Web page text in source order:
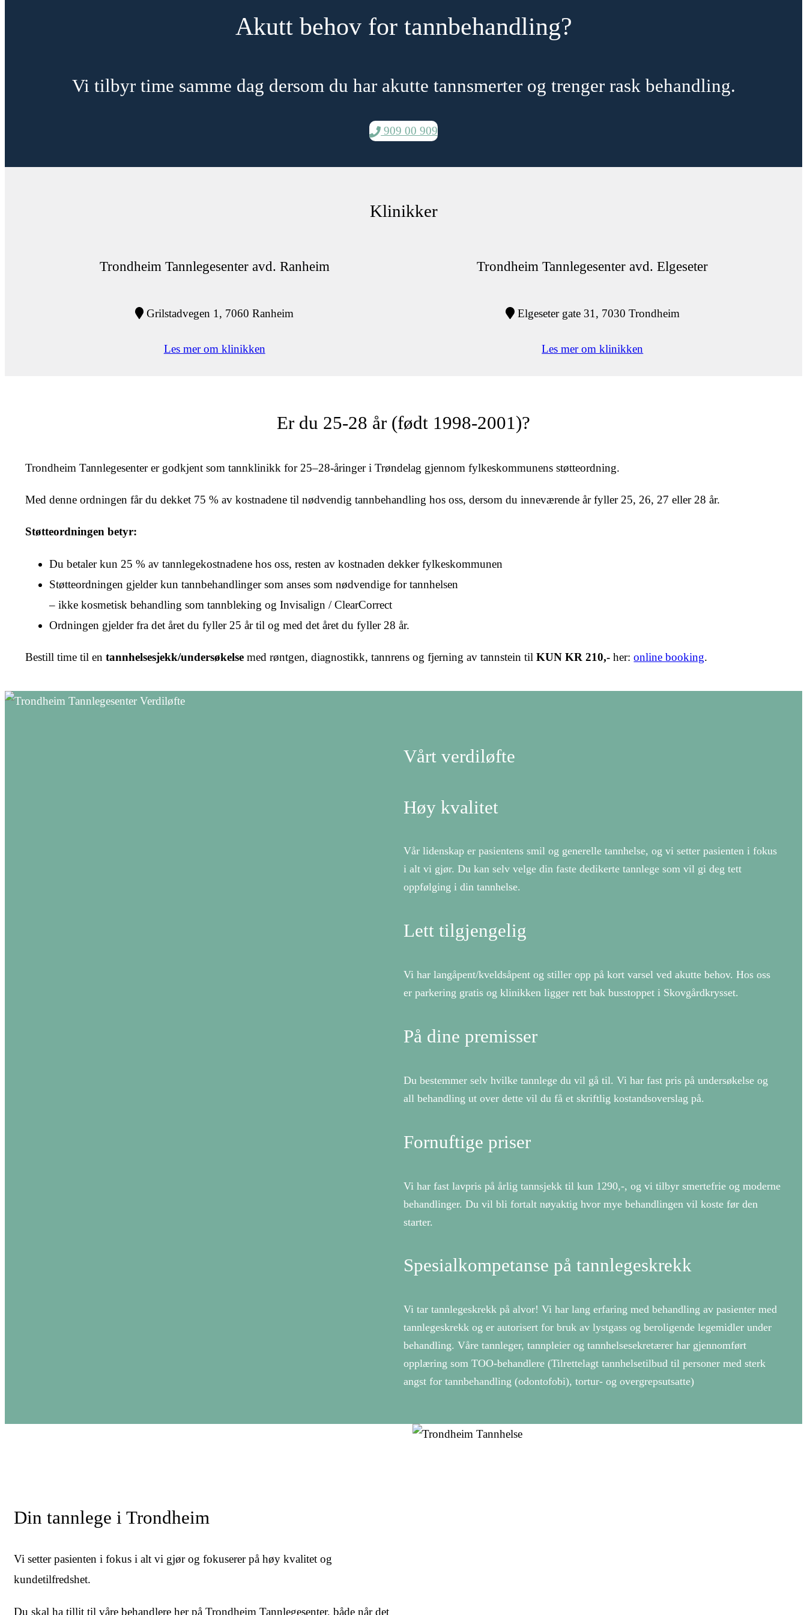
Akutt behov for tannbehandling?
Vi tilbyr time samme dag dersom du har akutte tannsmerter og trenger rask behandling.
909 00 909
Klinikker
Trondheim Tannlegesenter avd. Ranheim
Grilstadvegen 1, 7060 Ranheim
Les mer om klinikken
Trondheim Tannlegesenter avd. Elgeseter
Elgeseter gate 31, 7030 Trondheim
Les mer om klinikken
Er du 25-28 år (født 1998-2001)?
Trondheim Tannlegesenter er godkjent som tannklinikk for 25–28-åringer i Trøndelag gjennom fylkeskommunens støtteordning.
Med denne ordningen får du dekket 75 % av kostnadene til nødvendig tannbehandling hos oss, dersom du inneværende år fyller 25, 26, 27 eller 28 år.
Støtteordningen betyr:
Du betaler kun 25 % av tannlegekostnadene hos oss, resten av kostnaden dekker fylkeskommunen
Støtteordningen gjelder kun tannbehandlinger som anses som nødvendige for tannhelsen
– ikke kosmetisk behandling som tannbleking og Invisalign / ClearCorrect
Ordningen gjelder fra det året du fyller 25 år til og med det året du fyller 28 år.
Bestill time til entannhelsesjekk/undersøkelse med røntgen, diagnostikk, tannrens og fjerning av tannstein tilKUN KR 210,- her:online booking.
Vårt verdiløfte
Høy kvalitet
Vår lidenskap er pasientens smil og generelle tannhelse, og vi setter pasienten i fokus
i alt vi gjør. Du kan selv velge din faste dedikerte tannlege som vil gi deg tett
oppfølging i din tannhelse.
Lett tilgjengelig
Vi har langåpent/kveldsåpent og stiller opp på kort varsel ved akutte behov. Hos oss
er parkering gratis og klinikken ligger rett bak busstoppet i Skovgårdkrysset.
På dine premisser
Du bestemmer selv hvilke tannlege du vil gå til. Vi har fast pris på undersøkelse og
all behandling ut over dette vil du få et skriftlig kostandsoverslag på.
Fornuftige priser
Vi har fast lavpris på årlig tannsjekk til kun 1290,-, og vi tilbyr smertefrie og moderne
behandlinger. Du vil bli fortalt nøyaktig hvor mye behandlingen vil koste før den
starter.
Spesialkompetanse på tannlegeskrekk
Vi tar tannlegeskrekk på alvor! Vi har lang erfaring med behandling av pasienter med
tannlegeskrekk og er autorisert for bruk av lystgass og beroligende legemidler under
behandling. Våre tannleger, tannpleier og tannhelsesekretærer har gjennomført
opplæring som TOO-behandlere (Tilrettelagt tannhelsetilbud til personer med sterk
angst for tannbehandling (odontofobi), tortur- og overgrepsutsatte)
Din tannlege i Trondheim
Vi setter pasienten i fokus i alt vi gjør og fokuserer på høy kvalitet og
kundetilfredshet.
Du skal ha tillit til våre behandlere her på Trondheim Tannlegesenter, både når det